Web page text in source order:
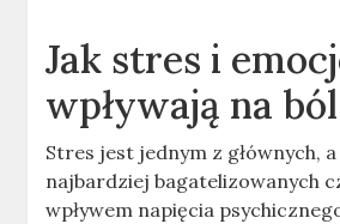
Jak stres i
wpływają na
Stres jest jednym z głównych,
najbardziej bagatelizowanych
wpływem napięcia